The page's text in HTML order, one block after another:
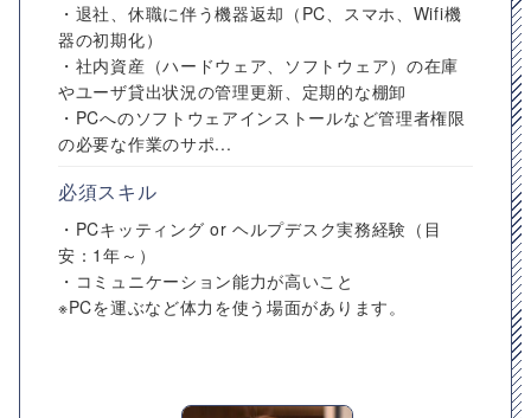
・退社、休職に伴う機器返却（PC、スマホ、Wifi機
器の初期化）
・社内資産（ハードウェア、ソフトウェア）の在庫
やユーザ貸出状況の管理更新、定期的な棚卸
・PCへのソフトウェアインストールなど管理者権限
の必要な作業のサポ...
必須スキル
・PCキッティング or ヘルプデスク実務経験（目
安：1年～）
・コミュニケーション能力が高いこと
※PCを運ぶなど体力を使う場面があります。